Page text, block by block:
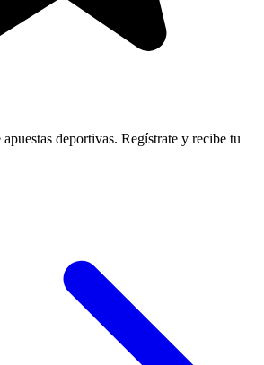
deportivas. Regístrate y recibe tu